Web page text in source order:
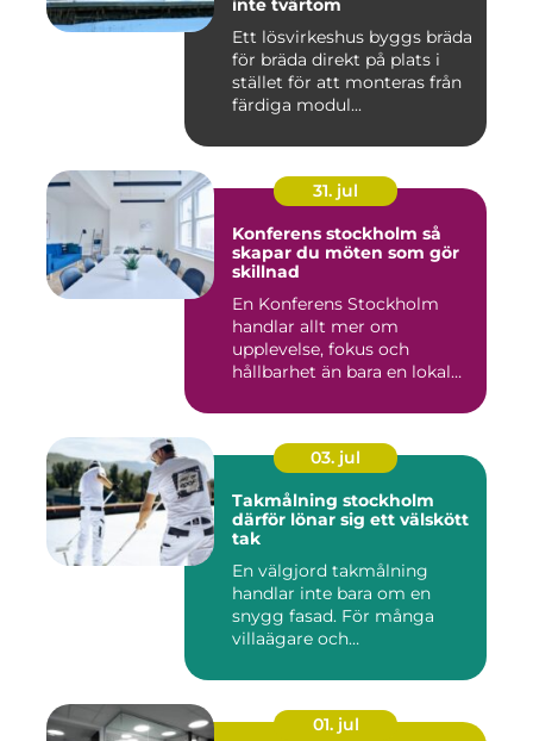
inte tvärtom
Ett lösvirkeshus byggs bräda
för bräda direkt på plats i
stället för att monteras från
färdiga modul...
31. jul
Konferens stockholm så
skapar du möten som gör
skillnad
En Konferens Stockholm
handlar allt mer om
upplevelse, fokus och
hållbarhet än bara en lokal
03. jul
Takmålning stockholm
därför lönar sig ett välskött
tak
En välgjord takmålning
handlar inte bara om en
snygg fasad. För många
villaägare och
01. jul